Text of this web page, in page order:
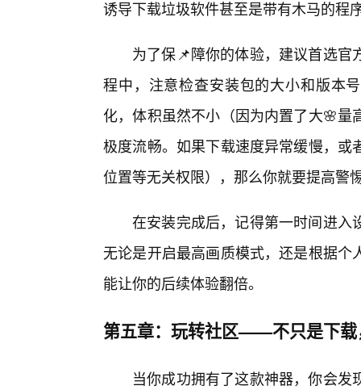
诱导下载垃圾软件甚至是带有木马的程
为了保📌障你的体验，建议首选
程中，注意检查安装包的大小和版本
化，体积虽然不小（因为内置了大🌸
极度流畅。如果下载速度异常缓慢，
位置等无关权限），那么你就要提高警
在安装完成后，记得第一时间进入
无论是开启最高画质模式，还是根据
能让你的后续体验翻倍。
第五章：玩转社区——不只是下载
当你成功拥有了这款神器，你会